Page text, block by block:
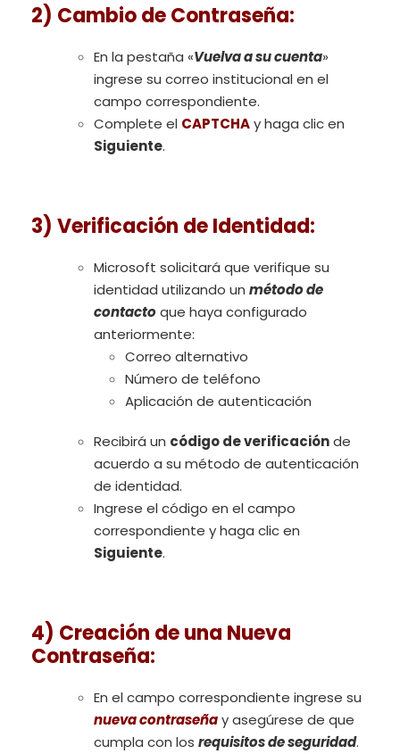
2) Cambio de Contraseña:
En la pestaña «Vuelva a su cuenta»
ingrese su correo institucional en el
campo correspondiente.
Complete el CAPTCHAy haga clic en
Siguiente.
3) Verificación de Identidad:
Microsoft solicitará que verifique su
identidad utilizando un método de
contactoque haya configurado
anteriormente:
Correo alternativo
Número de teléfono
Aplicación de autenticación
Recibirá un código de verificaciónde
acuerdo a su método de autenticación
de identidad.
Ingrese el código en el campo
correspondiente y haga clic en
Siguiente.
4) Creación de una Nueva
Contraseña:
En el campo correspondiente ingrese su
nueva contraseñay asegúrese de que
cumpla con los requisitos de seguridad.